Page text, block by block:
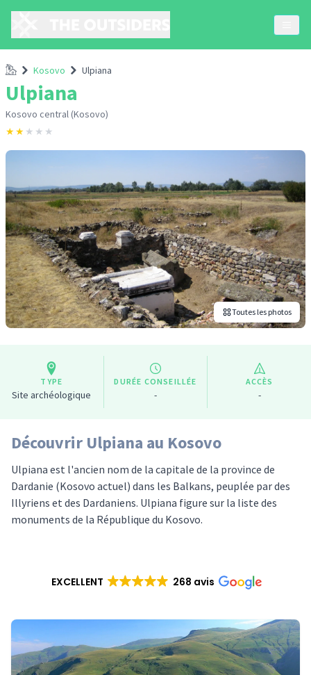
AccueilKosovo Ulpiana
Ulpiana
Kosovo central (Kosovo)
★★ ★ ★ ★
Toutes les photos
TYPE
Site archéologique
DURÉE CONSEILLÉE
-
ACCÈS
-
Découvrir Ulpiana au Kosovo
Ulpiana est l'ancien nom de la capitale de la province de
Dardanie (Kosovo actuel) dans les Balkans, peuplée par des
Illyriens et des Dardaniens. Ulpiana figure sur la liste des
monuments de la République du Kosovo.
EXCELLENT 268 avis